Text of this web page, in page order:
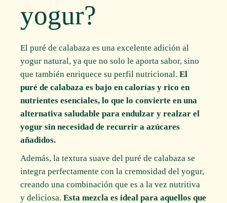
yogur?
El puré de calabaza es una excelente adición al
yogur natural, ya que no solo le aporta sabor, sino
que también enriquece su perfil nutricional.El
puré de calabaza es bajo en calorías y rico en
nutrientes esenciales, lo que lo convierte en una
alternativa saludable para endulzar y realzar el
yogur sin necesidad de recurrir a azúcares
añadidos.
Además, la textura suave del puré de calabaza se
integra perfectamente con la cremosidad del yogur,
creando una combinación que es a la vez nutritiva
y deliciosa.Esta mezcla es ideal para aquellos que